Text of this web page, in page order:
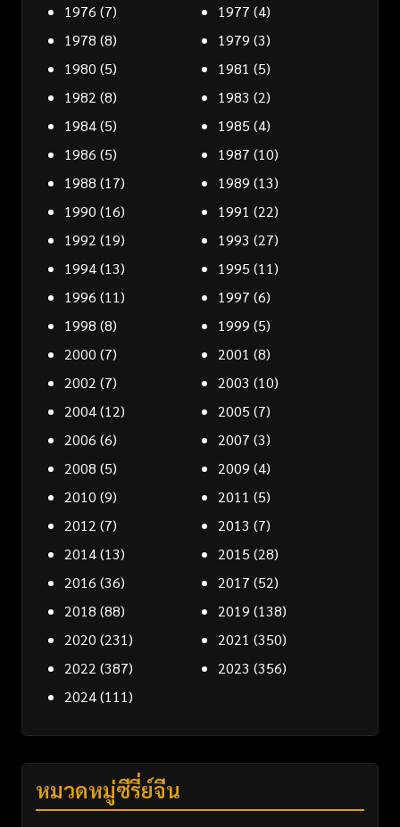
1976 (7) 1977 (4)
1978 (8) 1979 (3)
1980 (5) 1981 (5)
1982 (8) 1983 (2)
1984(5) 1985 (4)
1986 (5) 1987 (10)
1988 (17) 1989 (13)
1990 (16) 1991 (22)
1992 (19) 1993 (27)
1994(13) 1995 (11)
1996 (11) 1997 (6)
1998 (8) 1999 (5)
2000 (7) 2001 (8)
2002 (7) 2003 (10)
2004(12) 2005 (7)
2006 (6) 2007 (3)
2008 (5) 2009 (4)
2010 (9) 2011 (5)
2012 (7) 2013 (7)
2014(13) 2015 (28)
2016 (36) 2017 (52)
2018 (88) 2019 (138)
2020 (231) 2021 (350)
2022 (387) 2023 (356)
2024(111)
หมวดหมู่ซีรี่ย์จีน